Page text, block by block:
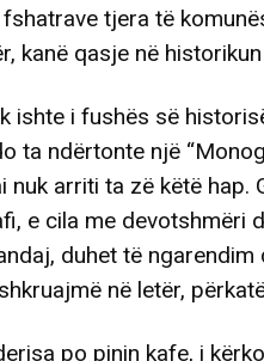
tjera të
kanë qasje në
ishte i fushës së
ta ndërtonte një
nuk arriti ta zë këtë hap.
e cila me devotshmëri
duhet të
në letër,
po pinin kafe, i